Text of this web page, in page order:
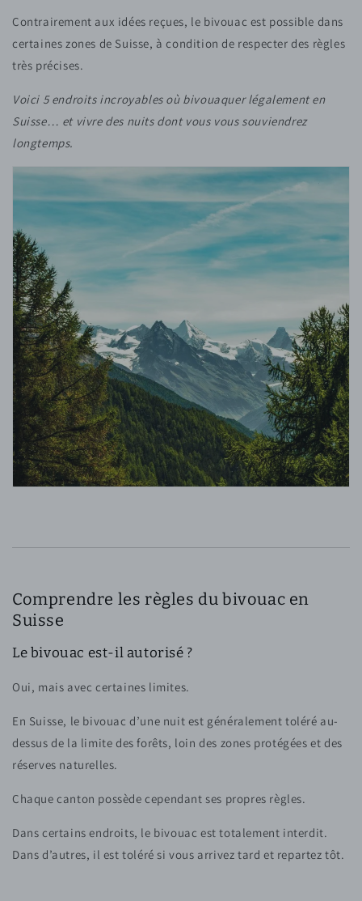
Contrairement aux idées reçues, le bivouac est possible dans
certaines zones de Suisse, à condition de respecter des règles
très précises.
Voici 5 endroits incroyables où bivouaquer légalement en
Suisse… et vivre des nuits dont vous vous souviendrez
longtemps.
Comprendre les règles du bivouac en
Suisse
Le bivouac est-il autorisé ?
Oui, mais avec certaines limites.
En Suisse, le bivouac d’une nuit est généralement toléré au-
dessus de la limite des forêts, loin des zones protégées et des
réserves naturelles.
Chaque canton possède cependant ses propres règles.
Dans certains endroits, le bivouac est totalement interdit.
Dans d’autres, il est toléré si vous arrivez tard et repartez tôt.